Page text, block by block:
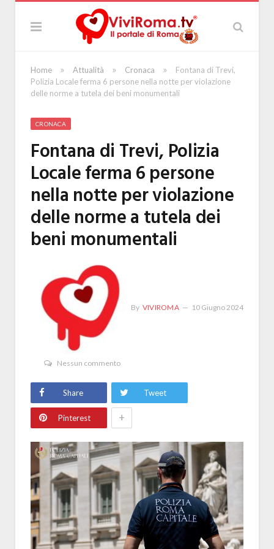
Home » Attualità » Cronaca »
Fontana di Trevi,
Polizia Locale ferma 6 persone nella notte per violazione
delle norme a tutela dei beni monumentali
CRONACA
Fontana di Trevi, Polizia
Locale ferma 6 persone
nella notte per violazione
delle norme a tutela dei
beni monumentali
By VIVIROMA 10 Giugno 2024
Nessun commento
Share Tweet
Pinterest +